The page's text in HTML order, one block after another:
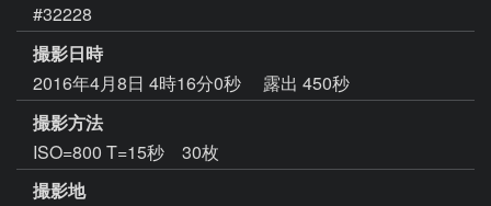
#32228
撮影日時
2016年4月8日 4時16分0秒
露出 450秒
撮影方法
ISO=800 T=15秒 30枚
撮影地